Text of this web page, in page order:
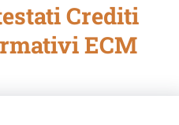
Crediti
ECM